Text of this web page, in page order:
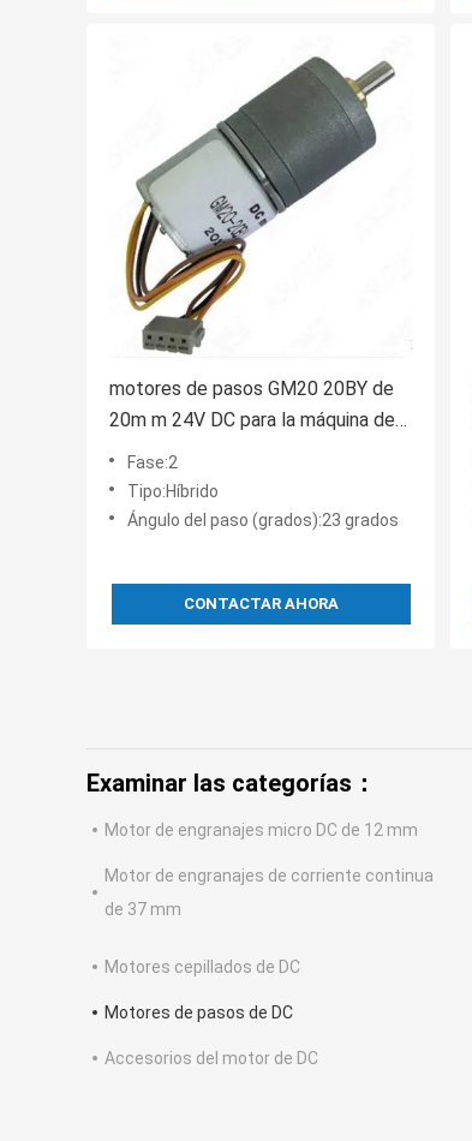
motores de pasos GM20 20BY de
20m m 24V DC para la máquina de
elevación hidráulica
Fase:2
Tipo:Híbrido
Ángulo del paso (grados):23 grados
CONTACTAR AHORA
Examinar las categorías：
Motor de engranajes micro DC de 12 mm
Motor de engranajes de corriente continua
de 37 mm
Motores cepillados de DC
Motores de pasos de DC
Accesorios del motor de DC